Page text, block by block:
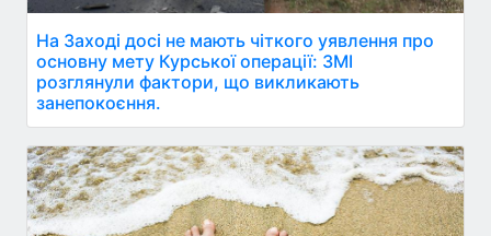
На Заході досі не мають чіткого уявлення про
основну мету Курської операції: ЗМІ
розглянули фактори, що викликають
занепокоєння.